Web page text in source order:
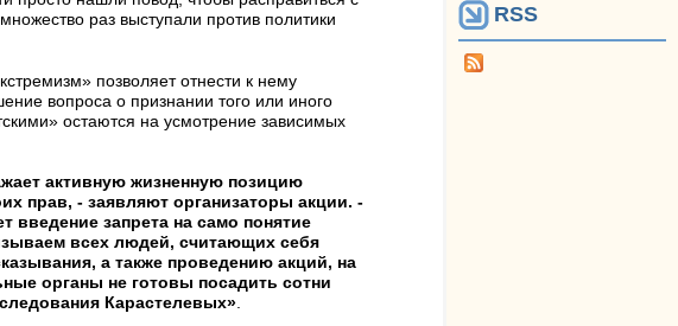
раз выступали против политики
позволяет отнести к нему
вопроса о признании того или иного
остаются на усмотрение зависимых
активную жизненную позицию
прав, - заявляют организаторы акции. -
введение запрета на само понятие
всех людей, считающих себя
а также проведению акций, на
органы не готовы посадить сотни
Карастелевых».
RSS